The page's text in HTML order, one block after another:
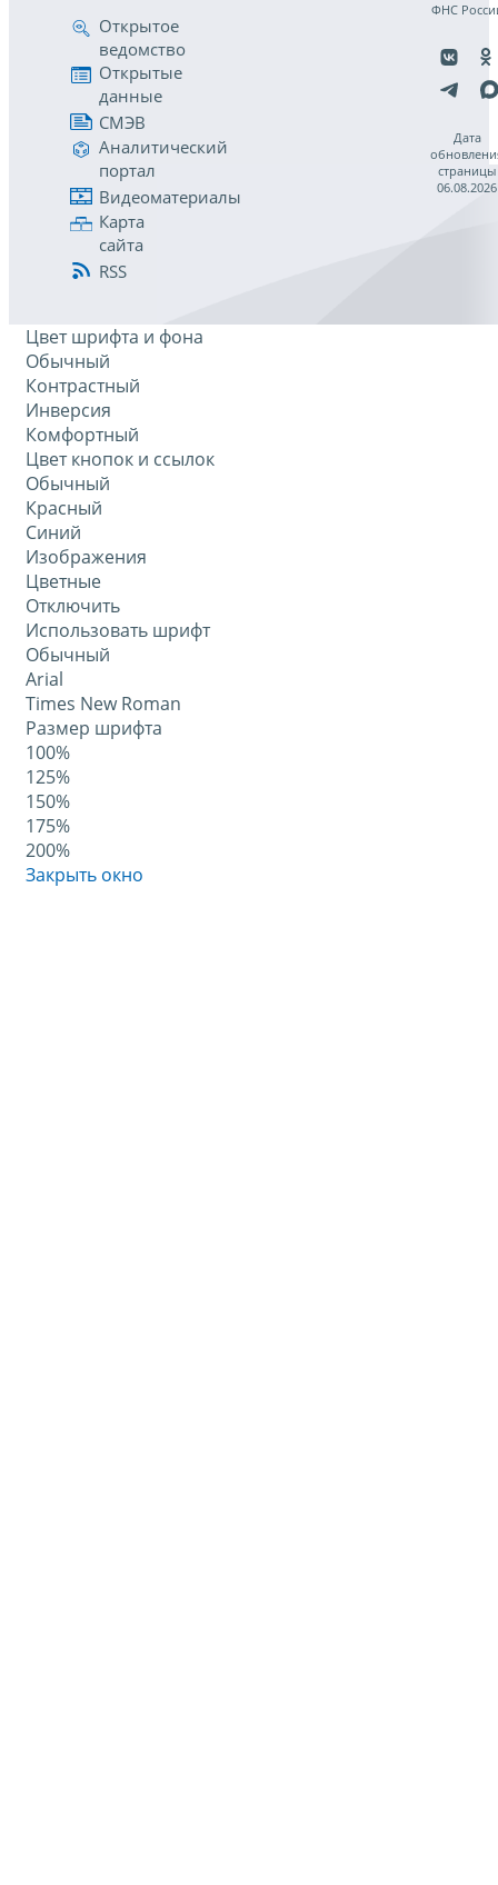
Открытое
ведомство
Открытые
данные
СМЭВ
Аналитический
портал
Видеоматериалы
Карта
сайта
RSS
ФНС
Дата
страницы
06.08.2026
Цвет шрифта и фона
Обычный
Контрастный
Инверсия
Комфортный
Цвет кнопок и ссылок
Обычный
Красный
Синий
Изображения
Цветные
Отключить
Использовать шрифт
Обычный
Arial
Times New Roman
Размер шрифта
100%
125%
150%
175%
200%
Закрыть окно